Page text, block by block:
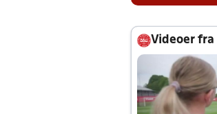
Videoer fra